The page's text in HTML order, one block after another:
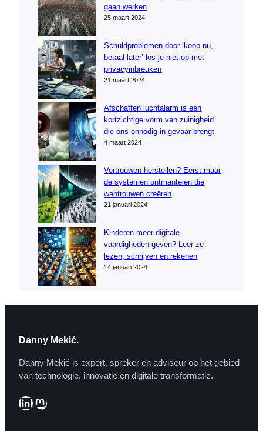
gaan werken
25 maart 2024
Schuldproblemen door ‘koop nu,
betaal later’ los je niet op met
privacyinbreuken
21 maart 2024
Afschaffen luchtalarm is een
kortzichtige vorm van zuinigheid
die ons onnodig in gevaar brengt
4 maart 2024
Vertrouwen herstellen? Eerst maar
de systemen ontmantelen die
wantrouwen creëren
21 januari 2024
Kinderen meer digitale
vaardigheden geven? Leer ze
lezen, schrijven en rekenen
14 januari 2024
Danny Mekić.
Danny Mekić is expert, spreker en adviseur op het gebied
van technologie, innovatie en digitale transformatie.
LinkedIn Mastodon